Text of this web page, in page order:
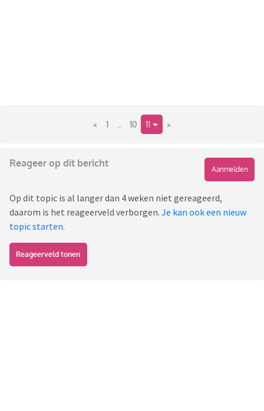
« 1 10 11 »
Reageer op dit bericht
Aanmelden
Op dit topic is al langer dan 4 weken niet gereageerd,
daarom is het reageerveld verborgen. Je kan ook een nieuw
topic starten.
Reageerveld tonen